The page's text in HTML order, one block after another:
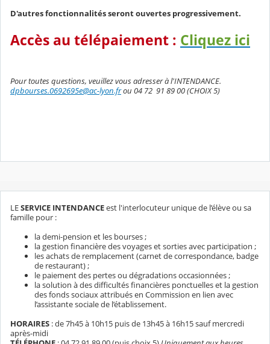
D'autres fonctionnalités seront ouvertes progressivement.
Accès au télépaiement : Cliquez ici
Pour toutes questions, veuillez vous adresser à l'INTENDANCE.
dpbourses.0692695e@ac-lyon.frou 04 72 91 89 00 (CHOIX 5)
LESERVICE INTENDANCEest l'interlocuteur unique de l’élève ou sa
famille pour :
la demi-pension et les bourses ;
la gestion financière des voyages et sorties avec participation ;
les achats de remplacement (carnet de correspondance, badge
de restaurant) ;
le paiement des pertes ou dégradations occasionnées ;
la solution à des difficultés financières ponctuelles et la gestion
des fonds sociaux attribués en Commission en lien avec
l’assistante sociale de l’établissement.
HORAIRES : de 7h45 à 10h15 puis de 13h45 à 16h15 sauf mercredi
après-midi